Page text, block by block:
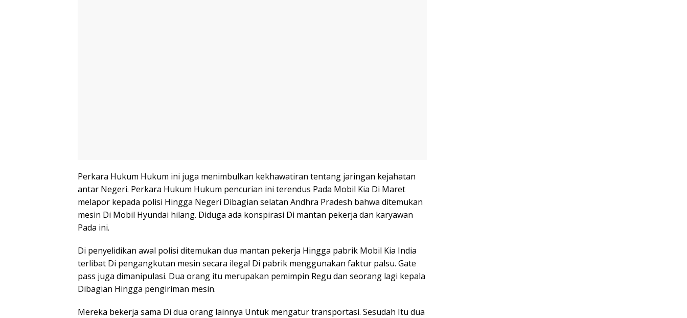
Perkara Hukum Hukum ini juga menimbulkan kekhawatiran tentang jaringan kejahatan
antar Negeri. Perkara Hukum Hukum pencurian ini terendus Pada Mobil Kia Di Maret
melapor kepada polisi Hingga Negeri Dibagian selatan Andhra Pradesh bahwa ditemukan
mesin Di Mobil Hyundai hilang. Diduga ada konspirasi Di mantan pekerja dan karyawan
Pada ini.
Di penyelidikan awal polisi ditemukan dua mantan pekerja Hingga pabrik Mobil Kia India
terlibat Di pengangkutan mesin secara ilegal Di pabrik menggunakan faktur palsu. Gate
pass juga dimanipulasi. Dua orang itu merupakan pemimpin Regu dan seorang lagi kepala
Dibagian Hingga pengiriman mesin.
Mereka bekerja sama Di dua orang lainnya Untuk mengatur transportasi. Sesudah Itu dua